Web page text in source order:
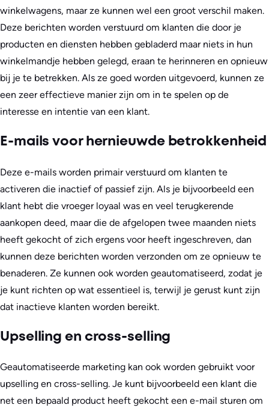
winkelwagens, maar ze kunnen wel een groot verschil maken.
Deze berichten worden verstuurd om klanten die door je
producten en diensten hebben gebladerd maar niets in hun
winkelmandje hebben gelegd, eraan te herinneren en opnieuw
bij je te betrekken. Als ze goed worden uitgevoerd, kunnen ze
een zeer effectieve manier zijn om in te spelen op de
interesse en intentie van een klant.
E-mails voor hernieuwde betrokkenheid
Deze e-mails worden primair verstuurd om klanten te
activeren die inactief of passief zijn. Als je bijvoorbeeld een
klant hebt die vroeger loyaal was en veel terugkerende
aankopen deed, maar die de afgelopen twee maanden niets
heeft gekocht of zich ergens voor heeft ingeschreven, dan
kunnen deze berichten worden verzonden om ze opnieuw te
benaderen. Ze kunnen ook worden geautomatiseerd, zodat je
je kunt richten op wat essentieel is, terwijl je gerust kunt zijn
dat inactieve klanten worden bereikt.
Upselling en cross-selling
Geautomatiseerde marketing kan ook worden gebruikt voor
upselling en cross-selling. Je kunt bijvoorbeeld een klant die
net een bepaald product heeft gekocht een e-mail sturen om